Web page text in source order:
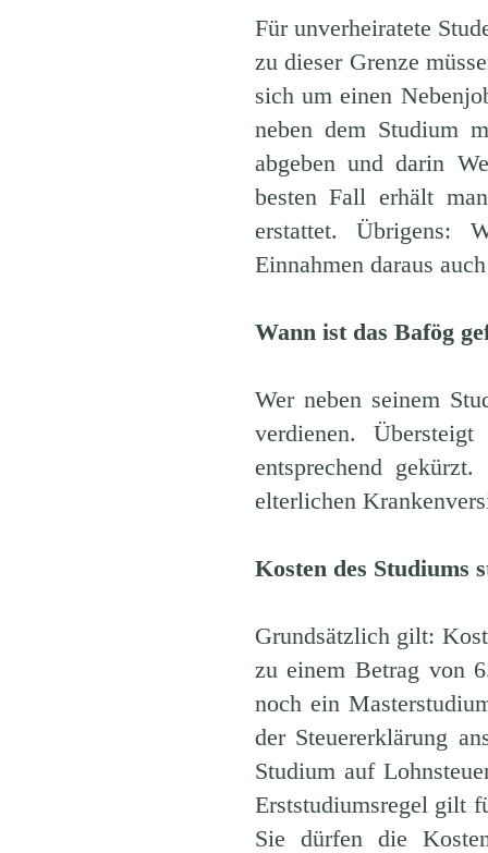
Für unverheiratete
zu dieser Grenze
sich um einen
neben dem Studium
abgeben und darin
besten Fall erhält
erstattet. Übrigens:
Einnahmen daraus
Wann ist das Bafög
Wer neben seinem
verdienen.
entsprechend
elterlichen
Kosten des Studiums
Grundsätzlich gilt:
zu einem Betrag von
noch ein
der Steuererklärung
Studium auf
Erststudiumsregel gilt
Sie dürfen die